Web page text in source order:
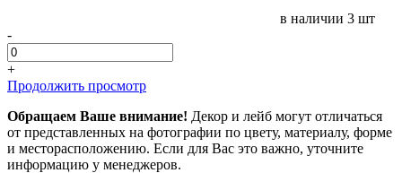
в наличии 3 шт
-
+
Продолжить просмотр
Обращаем Ваше внимание! Декор и лейб могут отличаться
от представленных на фотографии по цвету, материалу, форме
и месторасположению. Если для Вас это важно, уточните
информацию у менеджеров.